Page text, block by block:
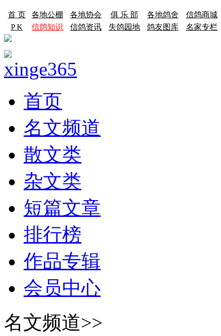
首 页 各地公棚 各地协会 俱 乐 部 各地鸽舍
信鸽商城
P K
信鸽知识 信鸽资讯 失鸽园地 鸽友图库 名家专栏
首页
名文频道
散文类
杂文类
短篇文章
排行榜
作品专辑
会员中心
名文频道>>